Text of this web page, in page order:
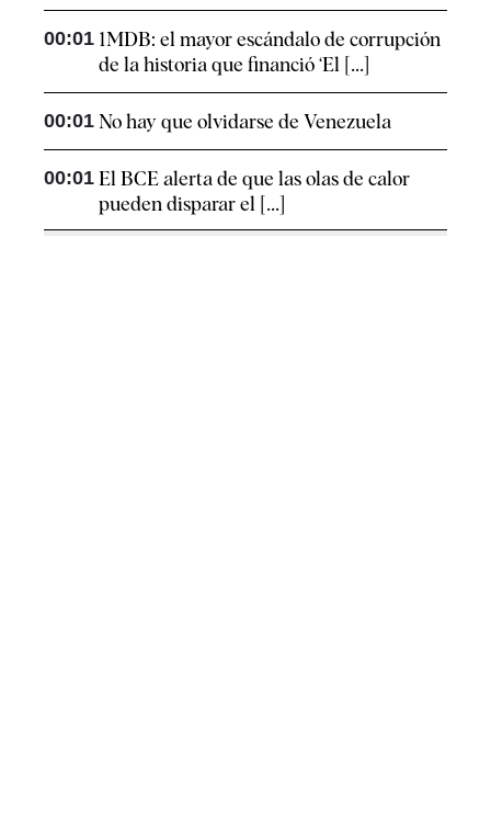
00:01 1MDB: el mayor escándalo de corrupción
de la historia que financió ‘El [...]
00:01 No hay que olvidarse de Venezuela
00:01 El BCE alerta de que las olas de calor
pueden disparar el [...]